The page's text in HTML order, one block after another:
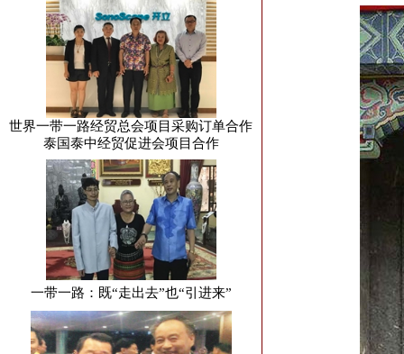
世界一带一路经贸总会项目采购订单合作
泰国泰中经贸促进会项目合作
一带一路：既“走出去”也“引进来”